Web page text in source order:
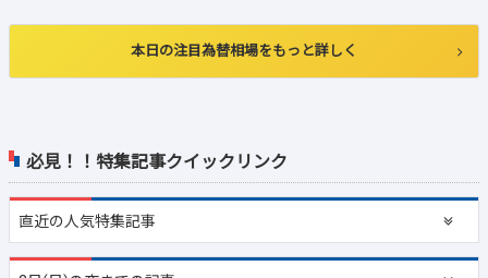
必見！！特集記事クイックリンク
直近の人気特集記事
本日の注目為替相場をもっと詳しく